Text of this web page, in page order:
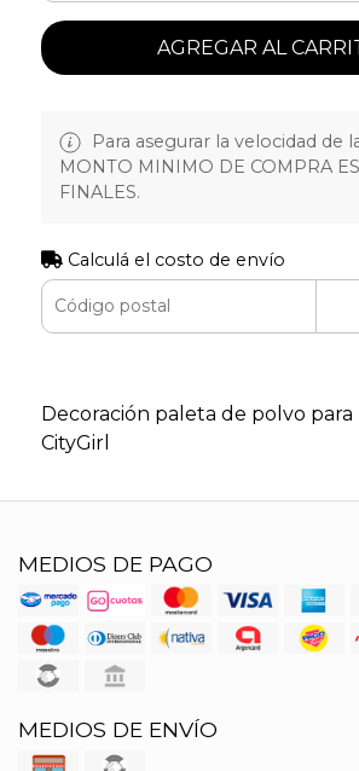
AGREGAR AL
Para asegurar la velocidad de
MONTO MINIMO DE COMPRA
FINALES.
Calculá el costo de envío
Decoración paleta de polvo para
CityGirl
MEDIOS DE PAGO
MEDIOS DE ENVÍO